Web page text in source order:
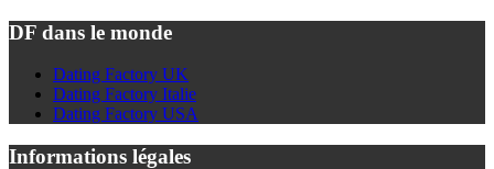
DF dans le monde
Dating Factory UK
Dating Factory Italie
Dating Factory USA
Informations légales